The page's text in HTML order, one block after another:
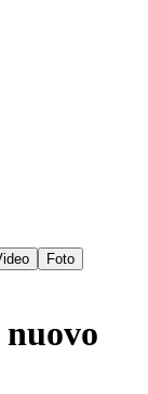
Foto